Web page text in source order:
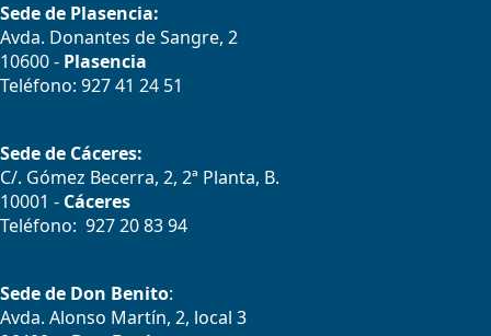
Sede de Plasencia:
Avda. Donantes de Sangre, 2
10600 - Plasencia
Teléfono: 927 41 24 51
Sede de Cáceres:
C/. Gómez Becerra, 2, 2ª Planta, B.
10001 - Cáceres
Teléfono: 927 20 83 94
Sede de Don Benito:
Avda. Alonso Martín, 2, local 3